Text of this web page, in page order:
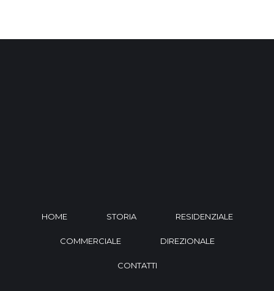
HOME STORIA RESIDENZIALE
COMMERCIALE DIREZIONALE
CONTATTI